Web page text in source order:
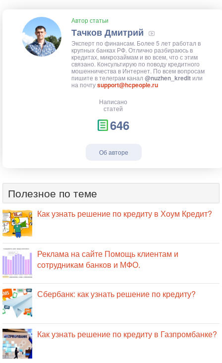
Автор статьи
Тачков Дмитрий
Эксперт по финансам. Более 5 лет работал в
крупных банках РФ. Отлично разбираюсь в
кредитах, микрозаймам и во всем, что с этим
связано. Консультирую по поводу кредитного
мошенничества в Интернет. По всем вопросам
пишите в телеграм канал @nuzhen_kredit или
на почтуsupport@hcpeople.ru
Написано
статей
646
Об авторе
Полезное по теме
Как узнать решение по кредиту в Хоум Кредит?
Реклама на сайте Помощь клиентам и
сотрудникам банков и МФО.
Сбербанк: как узнать решение по кредиту?
Как узнать решение по кредиту в Газпромбанке?